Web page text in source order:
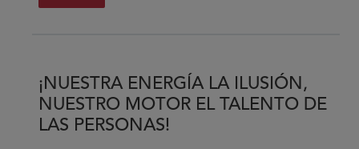
sobre
patrimonio
de
todos
¡NUESTRA ENERGÍA LA ILUSIÓN,
NUESTRO MOTOR EL TALENTO DE
LAS PERSONAS!